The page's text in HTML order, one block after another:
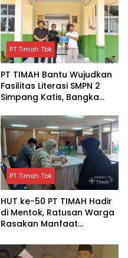
PT Timah Tbk
PT TIMAH Bantu Wujudkan
Fasilitas Literasi SMPN 2
Simpang Katis, Bangka
PT Timah Tbk
HUT ke-50 PT TIMAH Hadir
di Mentok, Ratusan Warga
Rasakan Manfaat
Gratis